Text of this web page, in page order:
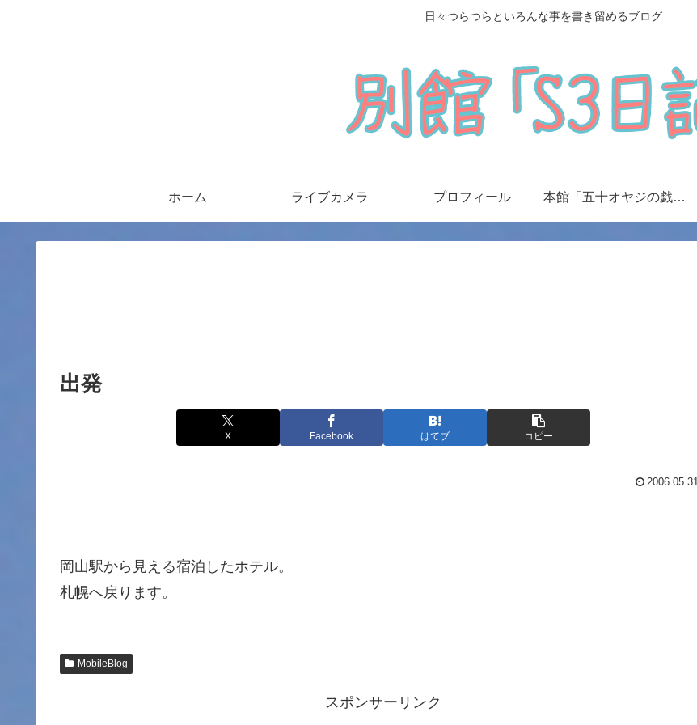
日々つらつらといろんな事を書き留めるブログ
ホーム ライブカメラ プロフィール 本館「五十オヤジの戯言日記」
出発
X Facebook はてブ コピー
2006.05.31
岡山駅から見える宿泊したホテル。
札幌へ戻ります。
MobileBlog
スポンサーリンク